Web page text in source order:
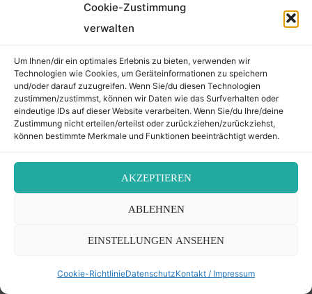
Cookie-Zustimmung
verwalten
Um Ihnen/dir ein optimales Erlebnis zu bieten, verwenden wir
Technologien wie Cookies, um Geräteinformationen zu speichern
und/oder darauf zuzugreifen. Wenn Sie/du diesen Technologien
zustimmen/zustimmst, können wir Daten wie das Surfverhalten oder
eindeutige IDs auf dieser Website verarbeiten. Wenn Sie/du Ihre/deine
Zustimmung nicht erteilen/erteilst oder zurückziehen/zurückziehst,
können bestimmte Merkmale und Funktionen beeinträchtigt werden.
AKZEPTIEREN
ABLEHNEN
EINSTELLUNGEN ANSEHEN
Cookie-RichtlinieDatenschutzKontakt / Impressum
Über aus der Erde geborgene
Grabsteine und den besten Honig
30. Juli 2026 – 16 Av 5786
5. Juli 2026 – 20 Tammuz 5786